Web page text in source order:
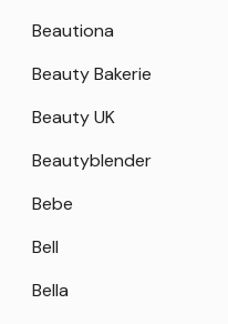
Beautiona
Beauty Bakerie
Beauty UK
Beautyblender
Bebe
Bell
Bella